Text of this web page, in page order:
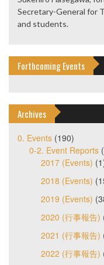
Secretary-General for
and students.
Forthcoming Events
Archives
0. Events (190)
0-2. Event Reports
2017 (Events)
2018 (Events)
2019 (Events)
2020 (行事報告)
2021 (行事報告)
2022 (行事報告)